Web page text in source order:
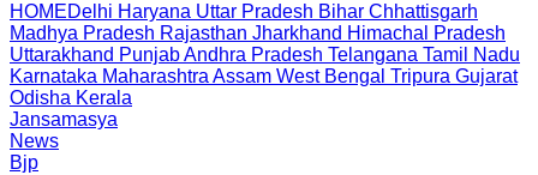
HOMEDelhi Haryana Uttar Pradesh Bihar Chhattisgarh
Madhya Pradesh Rajasthan Jharkhand Himachal Pradesh
Uttarakhand PunjabAndhra Pradesh Telangana Tamil Nadu
Karnataka Maharashtra Assam West Bengal Tripura Gujarat
Odisha Kerala
Jansamasya
News
Bjp